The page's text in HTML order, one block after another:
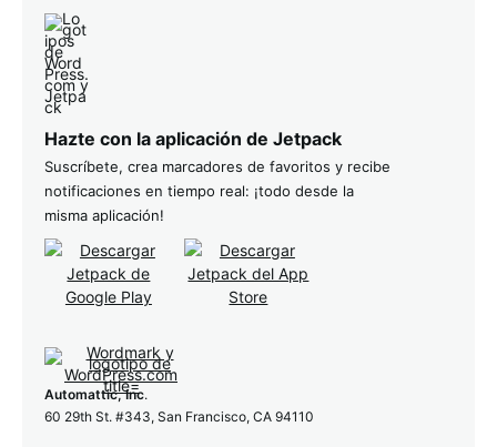
Hazte con la aplicación de Jetpack
Suscríbete, crea marcadores de favoritos y recibe
notificaciones en tiempo real: ¡todo desde la
misma aplicación!
Automattic, Inc.
60 29th St. #343, San Francisco, CA 94110